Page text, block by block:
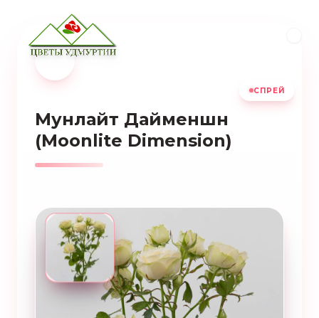
СПРЕЙ
Мунлайт Дайменшн
(Moonlite Dimension)